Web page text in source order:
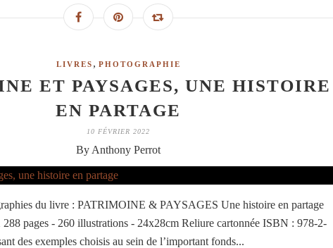
LIVRES , PHOTOGRAPHIE
ET PAYSAGES, UNE HISTOIRE
EN PARTAGE
10 FÉVRIER 2022
By Anthony Perrot
du livre : PATRIMOINE & PAYSAGES Une histoire en partage
pages - 260 illustrations - 24x28cm Reliure cartonnée ISBN : 978-2-
des exemples choisis au sein de l’important fonds...